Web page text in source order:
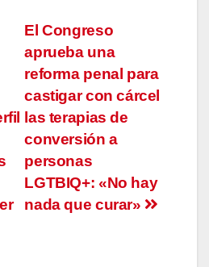
El Congreso
aprueba una
reforma penal para
castigar con cárcel
las terapias de
conversión a
personas
LGTBIQ+: «No hay
nada que curar»